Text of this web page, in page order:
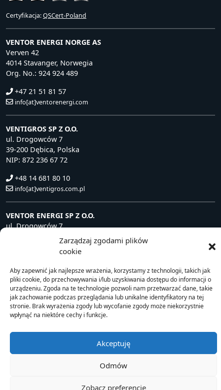
Zarządzaj zgodami plików
cookie
Aby zapewnić jak najlepsze wrażenia, korzystamy z technologii, takich jak
pliki cookie, do przechowywania i/lub uzyskiwania dostępu do informacji o
urządzeniu. Zgoda na te technologie pozwoli nam przetwarzać dane, takie
jak zachowanie podczas przeglądania lub unikalne identyfikatory na tej
stronie. Brak wyrażenia zgody lub wycofanie zgody może niekorzystnie
wpłynąć na niektóre cechy i funkcje.
Akceptuję
Odmów
Zobacz preferencje
Certyfikacja:QSCert-Poland
VENTOR ENERGI NORGE AS
Verven 42
4014 Stavanger, Norwegia
Org. No.: 924 924 489
+47 21 51 81 57
info[at]ventorenergi.com
VENTIGROS SP Z O.O.
ul. Drogowców 7
39-200 Dębica, Polska
NIP: 872 236 67 72
+48 14 681 80 10
info[at]ventigros.com.pl
VENTOR ENERGI SP Z O.O.
ul. Drogowców 7
39-200 Dębica, Polska
NIP: 872 240 81 63
info[at]ventorenergi.com
© 2021 Ventor